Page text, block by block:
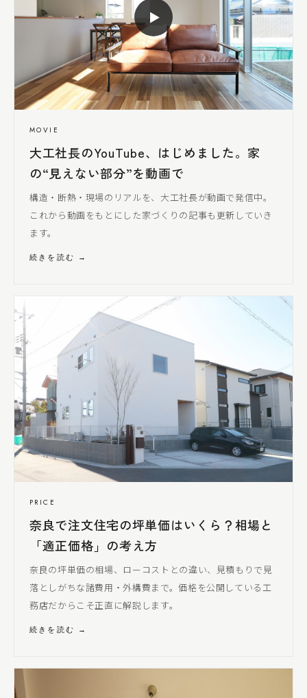
▶
MOVIE
大工社長のYouTube、はじめました。家
の“見えない部分”を動画で
構造・断熱・現場のリアルを、 大工社長が動画で発信中。
これから動画をもとにした家づくりの記事も更新していき
ます。
続きを読む →
PRICE
奈良で注文住宅の坪単価はいくら？相場と
「適正価格」の考え方
奈良の坪単価の相場、ローコストとの違い、見積もりで見
落としがちな諸費用・外構費まで。価格を公開している工
務店だからこそ正直に解説します。
続きを読む →